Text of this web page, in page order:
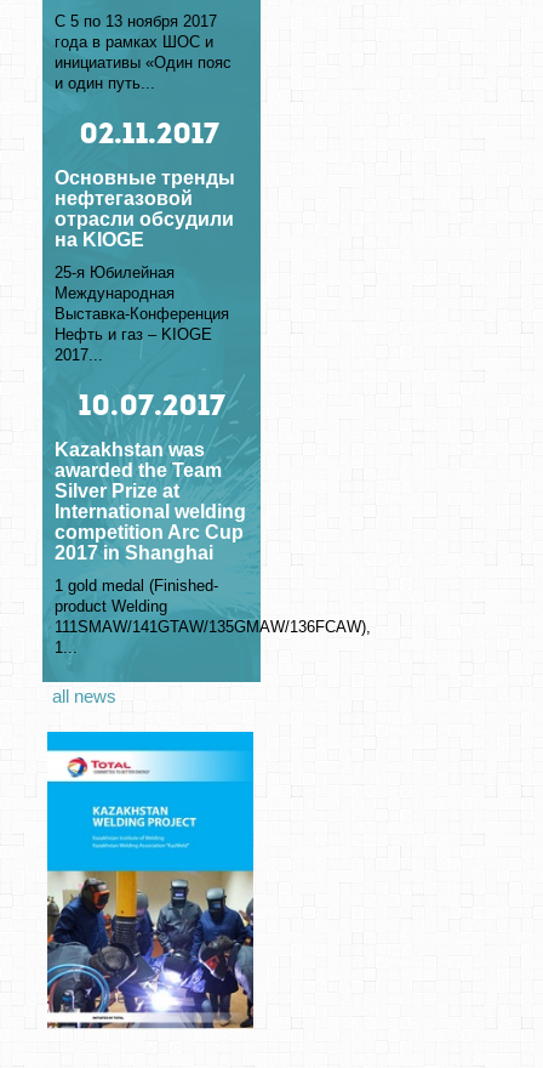
С 5 по 13 ноября 2017
года в рамках ШОС и
инициативы «Один пояс
и один путь...
02.11.2017
Основные тренды
нефтегазовой
отрасли обсудили
на KIOGE
25-я Юбилейная
Международная
Выставка-Конференция
Нефть и газ – KIOGE
2017...
10.07.2017
Kazakhstan was
awarded the Team
Silver Prize at
International welding
competition Arc Cup
2017 in Shanghai
1 gold medal (Finished-
product Welding
111SMAW/141GTAW/135GMAW/136FCAW),
1...
all news